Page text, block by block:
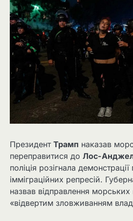
Президент Трамп наказав
переправитися до Лос-
поліція розігнала
імміграційних репресій.
назвав відправлення морських
«відвертим зловживанням